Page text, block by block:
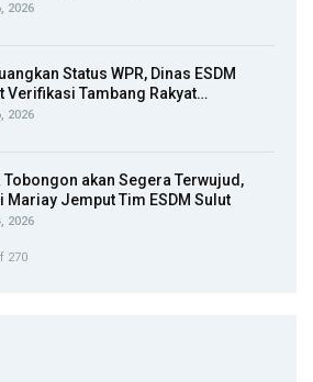
2026
Status WPR, Dinas ESDM
Verifikasi Tambang Rakyat…
2026
Tobongon akan Segera Terwujud,
Mariay Jemput Tim ESDM Sulut
2026
270